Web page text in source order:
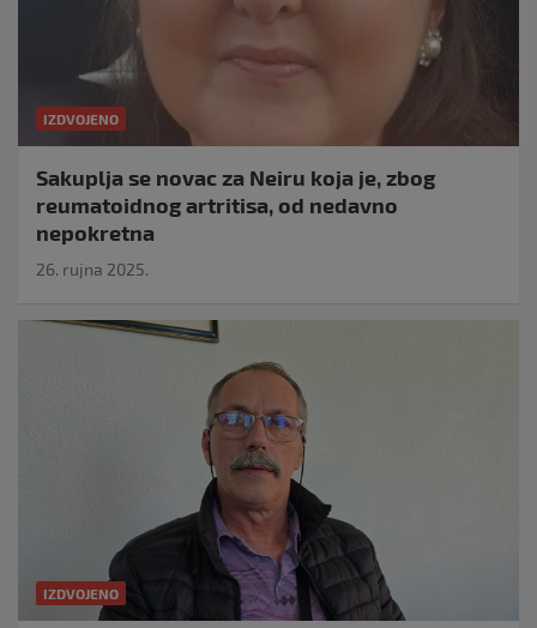
IZDVOJENO
Sakuplja se novac za Neiru koja je, zbog
reumatoidnog artritisa, od nedavno
nepokretna
26. rujna 2025.
IZDVOJENO